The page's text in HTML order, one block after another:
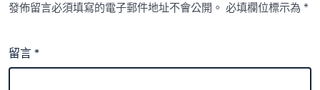
發佈留言必須填寫的電子郵件地址不會公開。 必填欄位標示為*
留言*